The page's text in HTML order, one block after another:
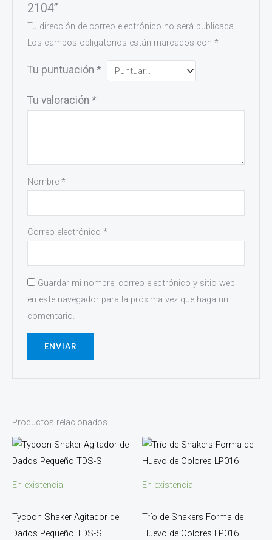
2104”
Tu dirección de correo electrónico no será publicada.
Los campos obligatorios están marcados con*
Tu puntuación*
Tu valoración*
Nombre*
Correo electrónico*
Guardar mi nombre, correo electrónico y sitio web
en este navegador para la próxima vez que haga un
comentario.
Productos relacionados
En existencia
Tycoon Shaker Agitador de
Dados Pequeño TDS-S
En existencia
Trío de Shakers Forma de
Huevo de Colores LP016